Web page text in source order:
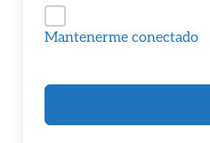
Mantenerme conectado